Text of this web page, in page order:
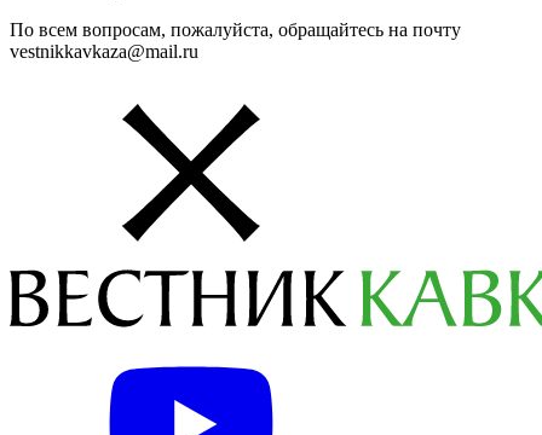
По всем вопросам, пожалуйста, обращайтесь на почту
vestnikkavkaza@mail.ru